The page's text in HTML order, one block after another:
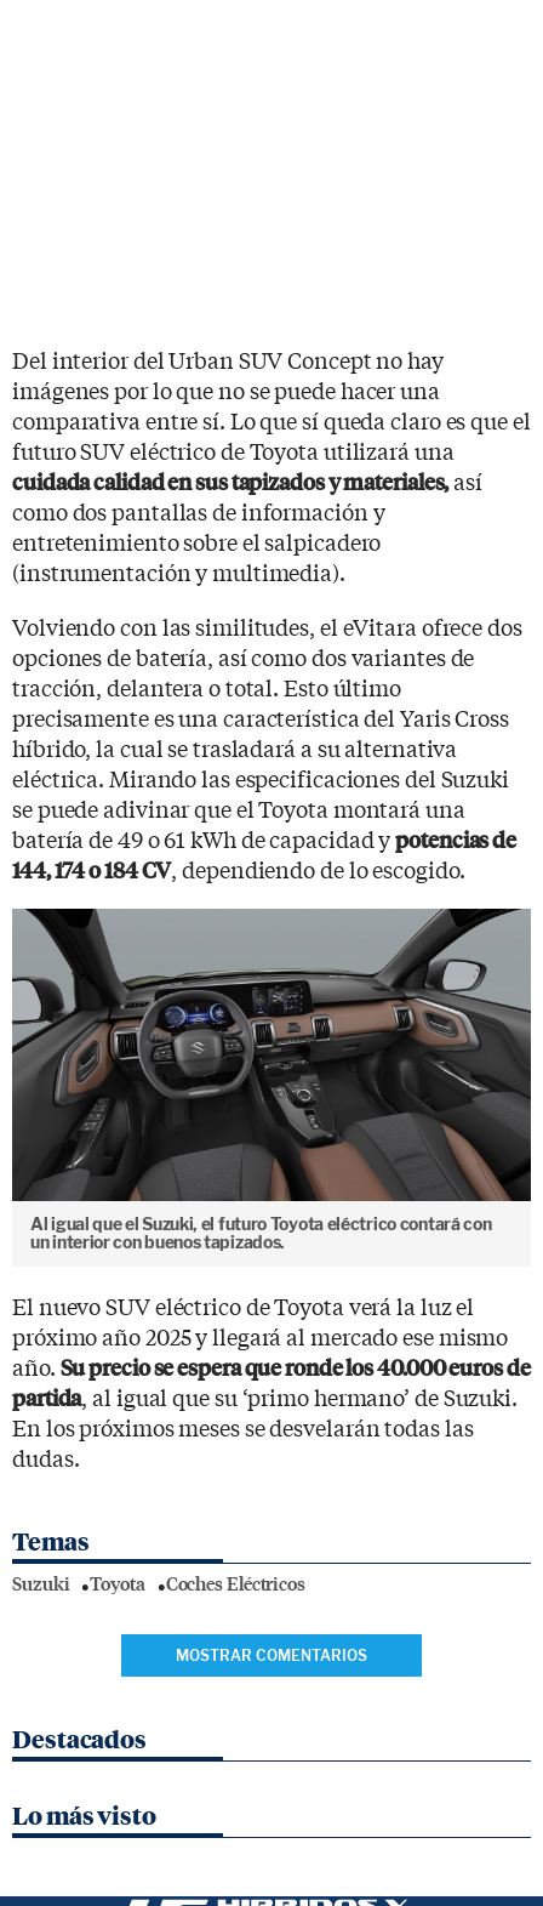
Del interior del Urban SUV Concept no hay
imágenes por lo que no se puede hacer una
comparativa entre sí. Lo que sí queda claro es que el
futuro SUV eléctrico de Toyota utilizará una
cuidada calidad en sus tapizados y materiales,así
como dos pantallas de información y
entretenimiento sobre el salpicadero
(instrumentación y multimedia).
Volviendo con las similitudes, el eVitara ofrece dos
opciones de batería, así como dos variantes de
tracción, delantera o total. Esto último
precisamente es una característica del Yaris Cross
híbrido, la cual se trasladará a su alternativa
eléctrica. Mirando las especificaciones del Suzuki
se puede adivinar que el Toyota montará una
batería de 49 o 61 kWh de capacidad ypotencias de
144, 174 o 184 CV, dependiendo de lo escogido.
Al igual que el Suzuki, el futuro Toyota eléctrico contará con
un interior con buenos tapizados.
El nuevo SUV eléctrico de Toyota verá la luz el
próximo año 2025 y llegará al mercado ese mismo
año. Su precio se espera que ronde los 40.000 euros de
partida, al igual que su ‘primo hermano’ de Suzuki.
En los próximos meses se desvelarán todas las
dudas.
Temas
Suzuki Toyota Coches Eléctricos
MOSTRAR COMENTARIOS
Destacados
Lo más visto